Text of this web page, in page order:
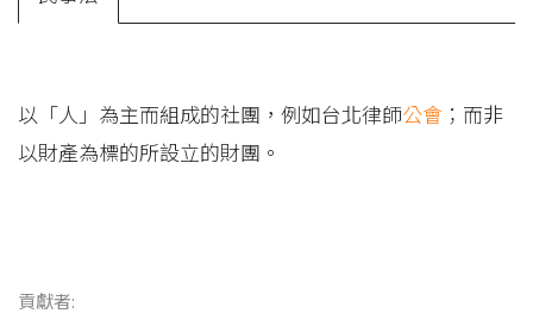
以「人」為主而組成的社團，例如台北律師公會 ；而非
以財產為標的所設立的財團。
貢獻者: